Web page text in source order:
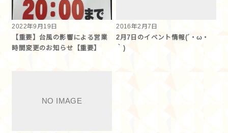
2022年9月19日
【重要】台風の影響による営業
時間変更のお知らせ【重要】
2016年2月7日
2月7日のイベント情報(´・ω・
｀)